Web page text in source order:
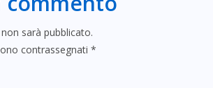
sarà pubblicato.
contrassegnati *